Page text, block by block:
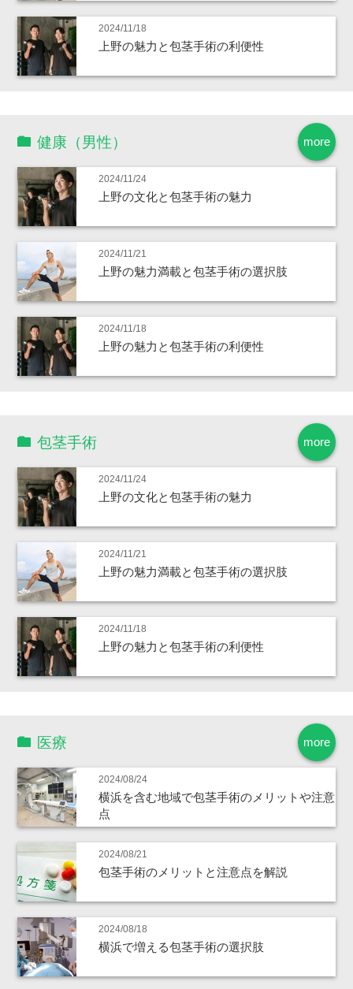
2024/11/18
上野の魅力と包茎手術の利便性
more
健康（男性）
2024/11/24
上野の文化と包茎手術の魅力
2024/11/21
上野の魅力満載と包茎手術の選択肢
2024/11/18
上野の魅力と包茎手術の利便性
more
包茎手術
2024/11/24
上野の文化と包茎手術の魅力
2024/11/21
上野の魅力満載と包茎手術の選択肢
2024/11/18
上野の魅力と包茎手術の利便性
more
医療
2024/08/24
横浜を含む地域で包茎手術のメリットや注意
点
2024/08/21
包茎手術のメリットと注意点を解説
2024/08/18
横浜で増える包茎手術の選択肢